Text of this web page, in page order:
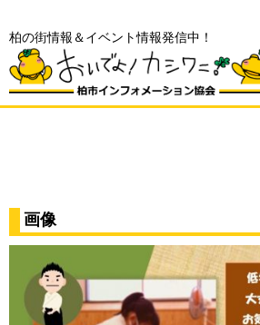
柏の街情報＆イベント情報発信中！
画像